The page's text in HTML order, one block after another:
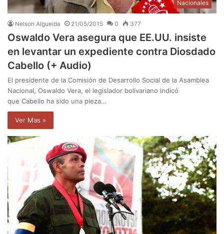
Nacionales
Nelson Algueida 21/05/2015 0 377
Oswaldo Vera asegura que EE.UU. insiste
en levantar un expediente contra Diosdado
Cabello (+ Audio)
El presidente de la Comisión de Desarrollo Social de la Asamblea
Nacional, Oswaldo Vera, el legislador bolivariano indicó
que Cabello ha sido una pieza…
Ver Mas »